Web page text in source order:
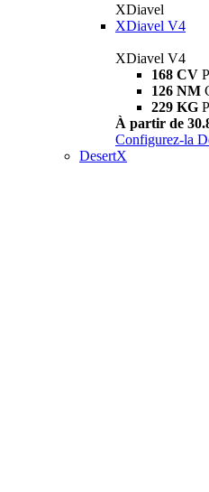
XDiavel
XDiavel V4
XDiavel V4
168 CV
126 NM
229 KG
À partir de
Configurez-la
DesertX